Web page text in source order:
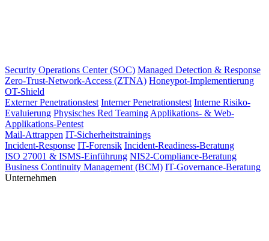
Security Operations Center (SOC) Managed Detection & Response
Zero-Trust-Network-Access (ZTNA) Honeypot-Implementierung
OT-Shield
Externer Penetrationstest Interner Penetrationstest Interne Risiko-
Evaluierung Physisches Red Teaming Applikations- & Web-
Applikations-Pentest
Mail-Attrappen IT-Sicherheitstrainings
Incident-Response IT-Forensik Incident-Readiness-Beratung
ISO 27001 & ISMS-Einführung NIS2-Compliance-Beratung
Business Continuity Management (BCM) IT-Governance-Beratung
Unternehmen